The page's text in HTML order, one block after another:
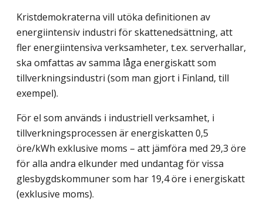
Kristdemokraterna vill utöka definitionen av
energiintensiv industri för skattenedsättning, att
fler energiintensiva verksamheter, t.ex. serverhallar,
ska omfattas av samma låga energiskatt som
tillverkningsindustri (som man gjort i Finland, till
exempel).
För el som används i industriell verksamhet, i
tillverkningsprocessen är energiskatten 0,5
öre/kWh exklusive moms – att jämföra med 29,3 öre
för alla andra elkunder med undantag för vissa
glesbygdskommuner som har 19,4 öre i energiskatt
(exklusive moms).